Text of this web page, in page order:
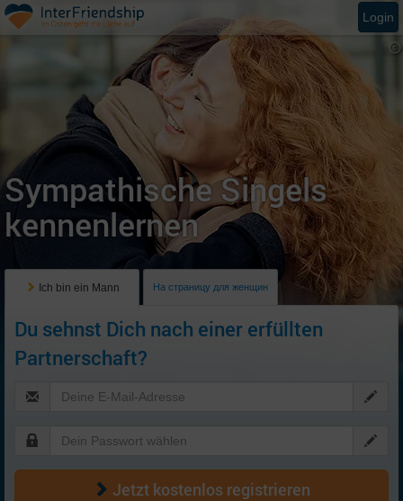
Sympathische Singels
kennenlernen
Ich bin ein Mann На страницу для женщин
Du sehnst Dich nach einer erfüllten
Partnerschaft?
Jetzt kostenlos registrieren
Login